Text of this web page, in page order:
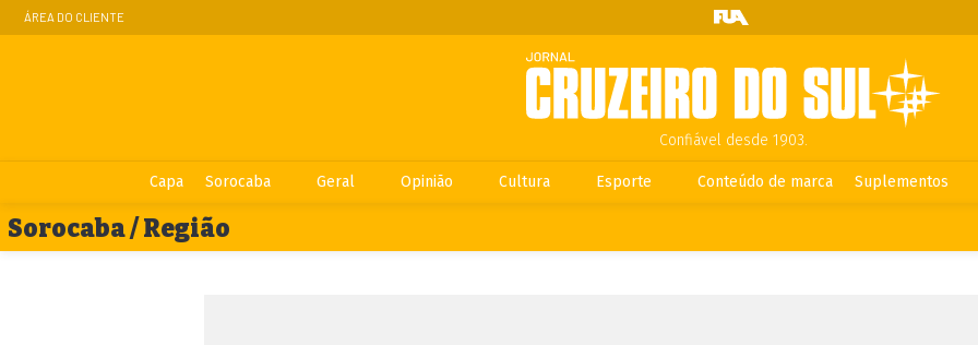
ÁREA DO CLIENTE
Confiável desde 1903.
Capa Sorocaba Geral Opinião Cultura Esporte Conteúdo de marca Suplementos
Sorocaba / Região